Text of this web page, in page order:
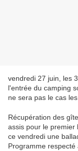
vendredi 27 juin, les
l'entrée du camping
ne sera pas le cas
Récupération des
assis pour le premier
ce vendredi une
Programme